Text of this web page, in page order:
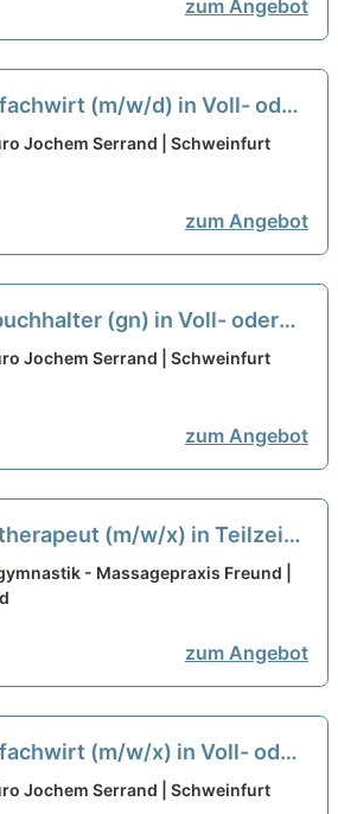
zum Angebot
(m/w/d) in Voll- oder
neu
Jochem Serrand | Schweinfurt
zum Angebot
(gn) in Voll- oder
neu
Jochem Serrand | Schweinfurt
zum Angebot
(m/w/x) in Teilzeit
- Massagepraxis Freund |
zum Angebot
(m/w/x) in Voll- oder
neu
Jochem Serrand | Schweinfurt